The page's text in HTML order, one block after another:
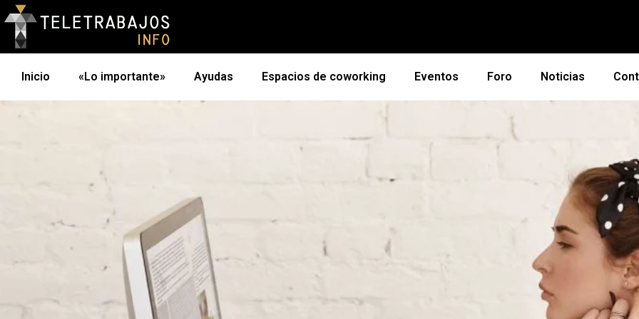
Inicio «Lo importante» Ayudas Espacios de coworking Eventos Foro Noticias